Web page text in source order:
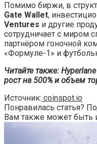
Помимо биржи, в
Gate Wallet,
Ventures и другие
сотрудничает с миром
партнёром гоночной
«Формуле-1» и
Читайте также:
рост на 500% и объем
Источник: coinspot.io
Понравилась статья?
Вам также может быть